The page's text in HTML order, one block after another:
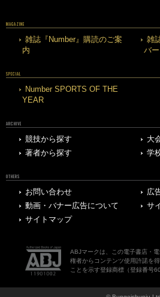
MAGAZINE
雑誌『Number』購読のご案
内
雑
バー
SPECIAL
Number SPORTS OF THE
YEAR
ARCHIVE
競技から探す
大
著者から探す
学
OTHERS
お問い合わせ
広
動画・バナー広告について
サ
サイトマップ
ABJマークは、この電子書店・
権者からコンテンツ使用許諾を
ことを示す登録商標（登録番号